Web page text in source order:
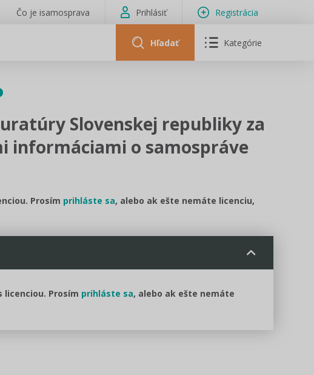
Čo je isamosprava Prihlásiť Registrácia
Hľadať Kategórie
Slovenskej republiky za
informáciami o samospráve
Prosím prihláste sa, alebo ak ešte nemáte licenciu,
licenciou. Prosím prihláste sa, alebo ak ešte nemáte